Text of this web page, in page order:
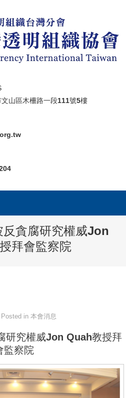
山區木柵路一段111號5樓
貪腐研究權威Jon
拜會監察院
Posted in本會消息
研究權威Jon Quah教授拜
監察院